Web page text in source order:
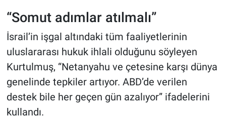
“Somut adımlar atılmalı”
İsrail’in işgal altındaki tüm faaliyetlerinin
uluslararası hukuk ihlali olduğunu söyleyen
Kurtulmuş, “Netanyahu ve çetesine karşı dünya
genelinde tepkiler artıyor. ABD’de verilen
destek bile her geçen gün azalıyor” ifadelerini
kullandı.